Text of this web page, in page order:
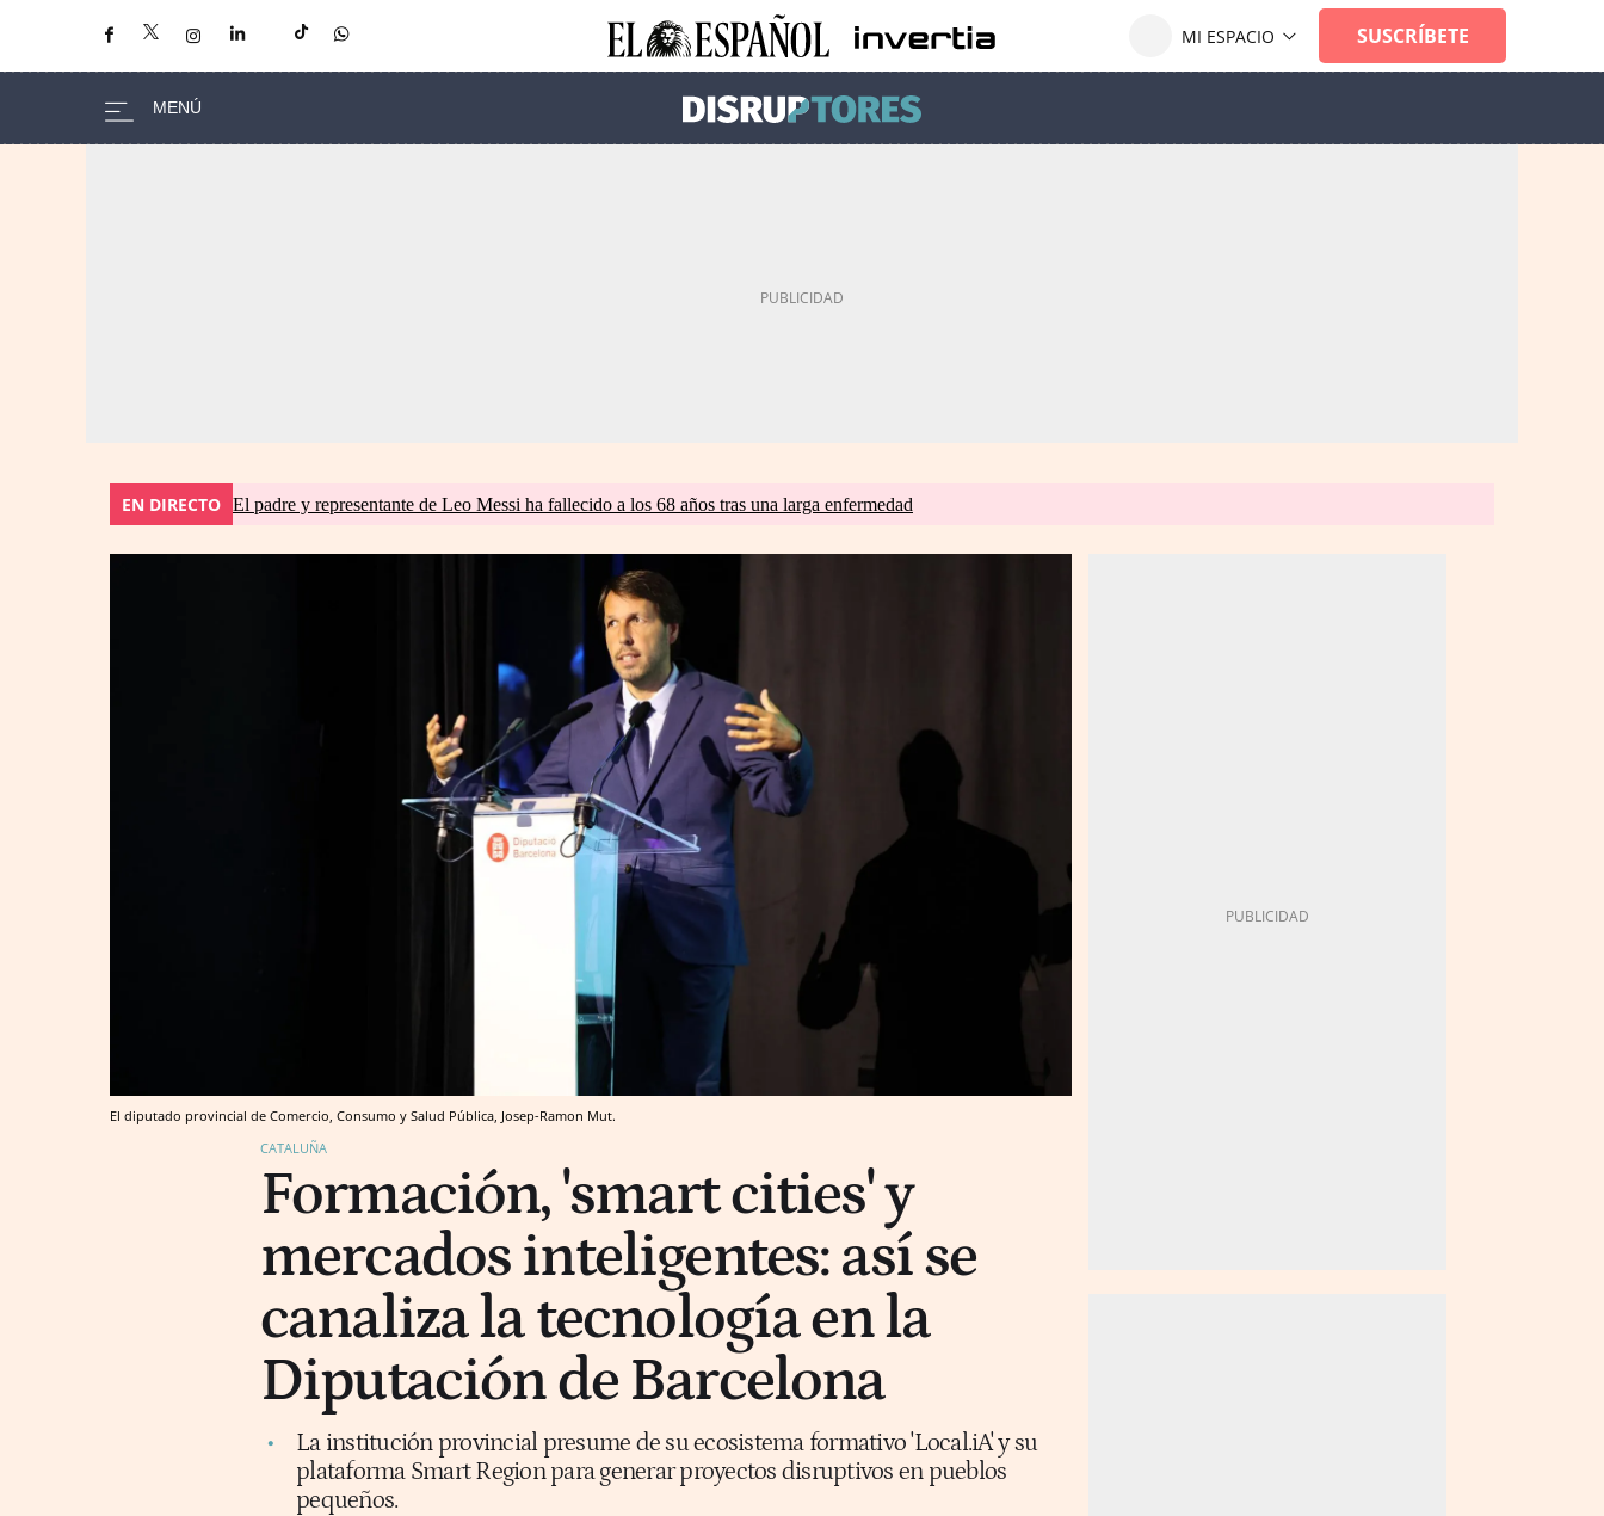
EN DIRECTO El padre y representante de Leo Messi ha fallecido a los 68 años tras una larga enfermedad
El diputado provincial de Comercio, Consumo y Salud Pública, Josep-Ramon Mut.
CATALUÑA
Formación, 'smart cities' y
mercados inteligentes: así se
canaliza la tecnología en la
Diputación de Barcelona
La institución provincial presume de su ecosistema formativo 'Local.iA' y su
plataforma Smart Region para generar proyectos disruptivos en pueblos
pequeños.